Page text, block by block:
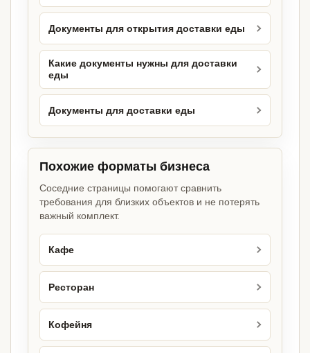
Документы для открытия доставки еды
Какие документы нужны для доставки
еды
Документы для доставки еды
Похожие форматы бизнеса
Соседние страницы помогают сравнить
требования для близких объектов и не потерять
важный комплект.
Кафе
Ресторан
Кофейня